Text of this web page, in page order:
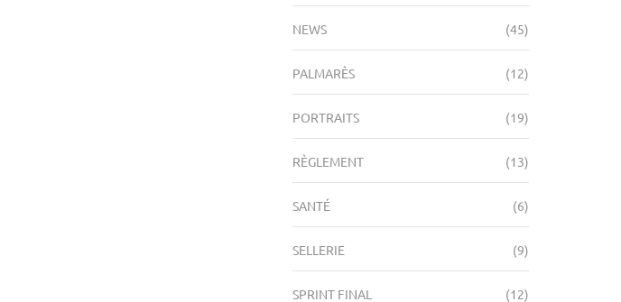
NEWS (45)
PALMARÈS (12)
PORTRAITS (19)
RÈGLEMENT (13)
SANTÉ (6)
SELLERIE (9)
SPRINT FINAL (12)